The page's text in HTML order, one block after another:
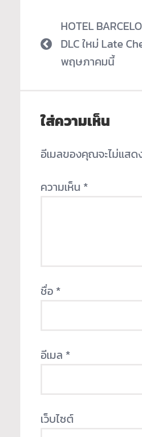
HOTEL
DLC ใหม่ Late
พฤษภาคมนี้
ใส่ความเห็น
อีเมลของคุณจะไม่แสด
ความเห็น *
ชื่อ*
อีเมล *
เว็บไซต์